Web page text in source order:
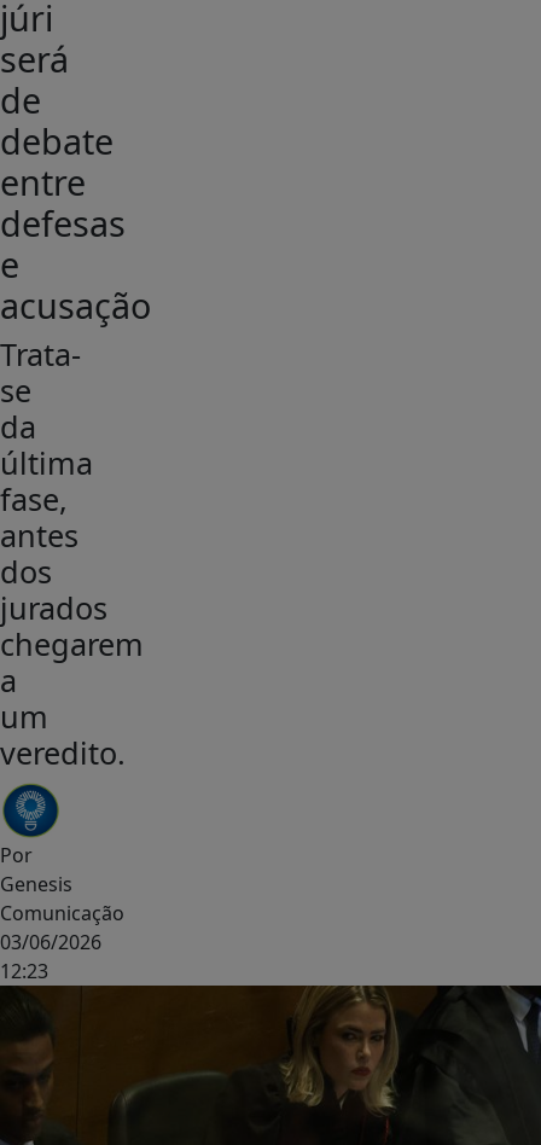
júri
será
de
debate
entre
defesas
e
acusação
Trata-
se
da
última
fase,
antes
dos
jurados
chegarem
a
um
veredito.
Por
Genesis
Comunicação
03/06/2026
12:23